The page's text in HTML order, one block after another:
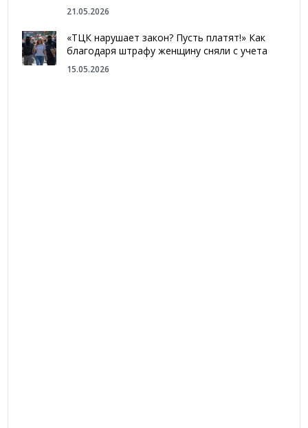
21.05.2026
«ТЦК нарушает закон? Пусть платят!» Как
благодаря штрафу женщину сняли с учета
15.05.2026